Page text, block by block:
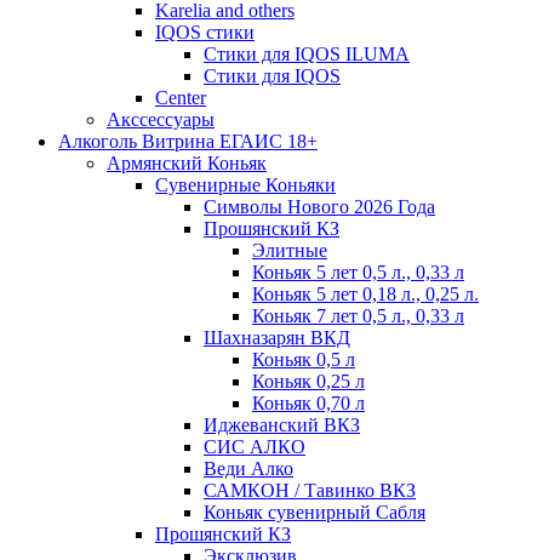
Karelia and others
IQOS стики
Стики для IQOS ILUMA
Стики для IQOS
Сenter
Акссессуары
Алкоголь Витрина ЕГАИС 18+
Армянский Коньяк
Сувенирные Коньяки
Символы Нового 2026 Года
Прошянский КЗ
Элитные
Коньяк 5 лет 0,5 л., 0,33 л
Коньяк 5 лет 0,18 л., 0,25 л.
Коньяк 7 лет 0,5 л., 0,33 л
Шахназарян ВКД
Коньяк 0,5 л
Коньяк 0,25 л
Коньяк 0,70 л
Иджеванский ВКЗ
СИС АЛКО
Веди Алко
САМКОН / Тавинко ВКЗ
Коньяк сувенирный Сабля
Прошянский КЗ
Эксклюзив